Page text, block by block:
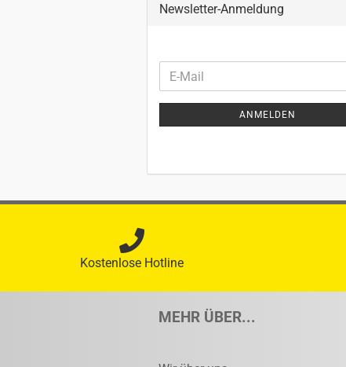
Newsletter-Anmeldung
WEITER
ZUR
NEWSLETTER-
E-
Mail
ANMELDEN
Kostenlose Hotline
MEHR ÜBER...